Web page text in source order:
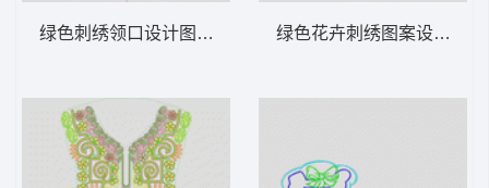
绿色刺绣领口设计图 亮片 珠片领绿色花卉刺绣图案设计图